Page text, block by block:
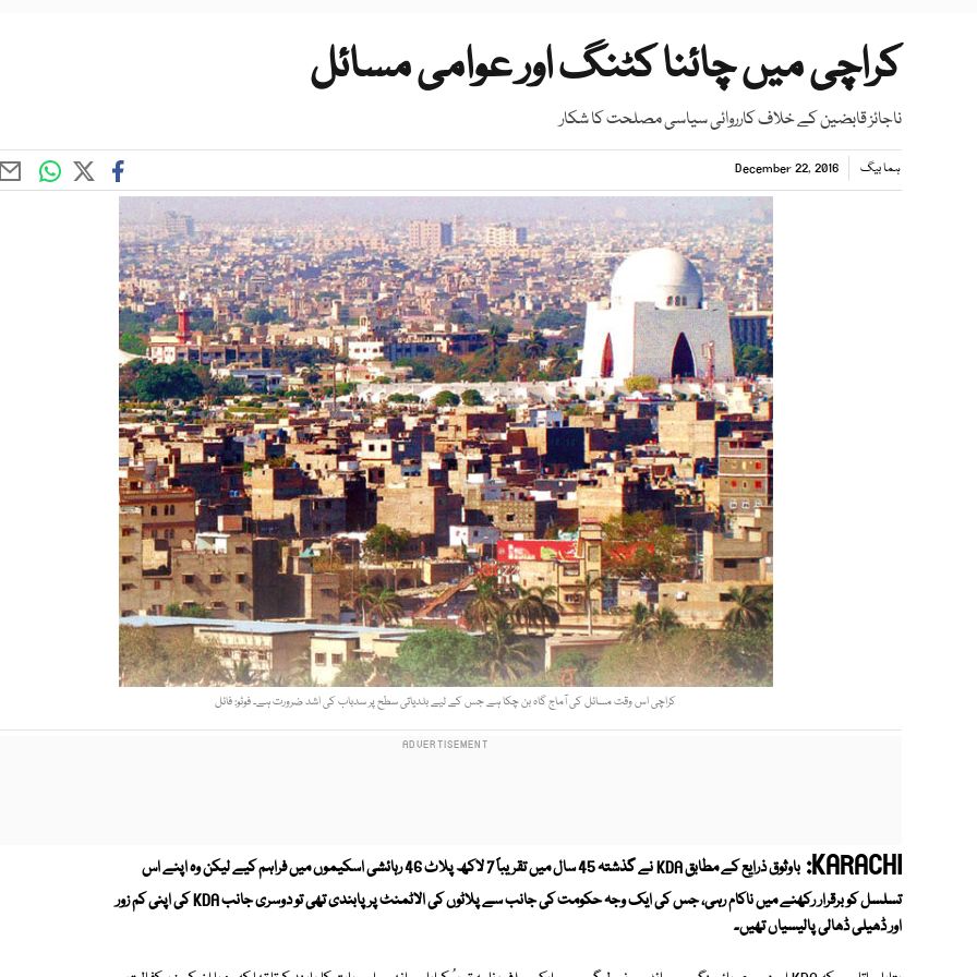
کراچی میں چائنا کٹنگ اور عوامی مسائل
ناجائز قابضین کے خلاف کارروائی سیاسی مصلحت کا شکار
ہما بیگ December 22, 2016
کراچی اس وقت مسائل کی آماج گاہ بن چکا ہے جس کے لیے بلدیاتی سطح پر سدباب کی اشد ضرورت ہے۔ فوٹو: فائل
KARACHI:
باوثوق ذرایع کے مطابق KDA نے گذشتہ 45 سال میں تقریباً 7 لاکھ پلاٹ 46 رہائشی اسکیموں میں فراہم کیے لیکن وہ اپنے اس
تسلسل کو برقرار رکھنے میں ناکام رہی، جس کی ایک وجہ حکومت کی جانب سے پلاٹوں کی الاٹمنٹ پر پابندی تھی تو دوسری جانب KDA کی اپنی کم زور
اور ڈھیلی ڈھالی پالیسیاں تھیں۔